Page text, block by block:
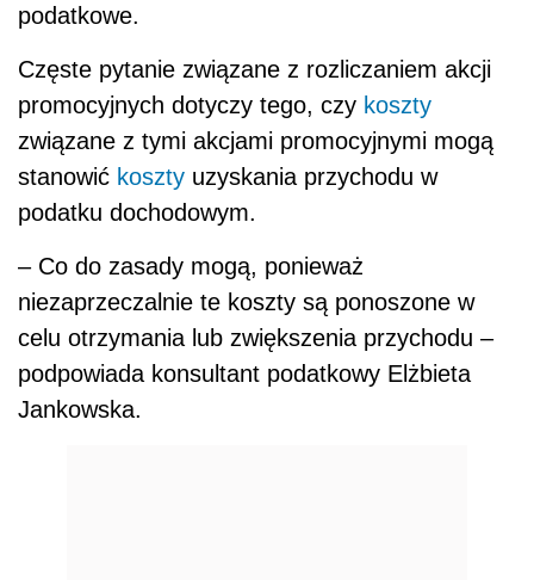
podatkowe.
Częste pytanie związane z rozliczaniem akcji
promocyjnych dotyczy tego, czy koszty
związane z tymi akcjami promocyjnymi mogą
stanowić koszty uzyskania przychodu w
podatku dochodowym.
– Co do zasady mogą, ponieważ
niezaprzeczalnie te koszty są ponoszone w
celu otrzymania lub zwiększenia przychodu –
podpowiada konsultant podatkowy Elżbieta
Jankowska.